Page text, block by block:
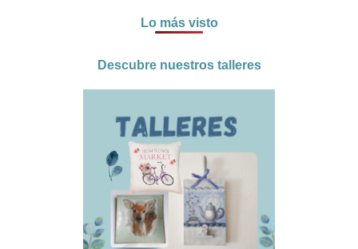
Lo más visto
Descubre nuestros talleres